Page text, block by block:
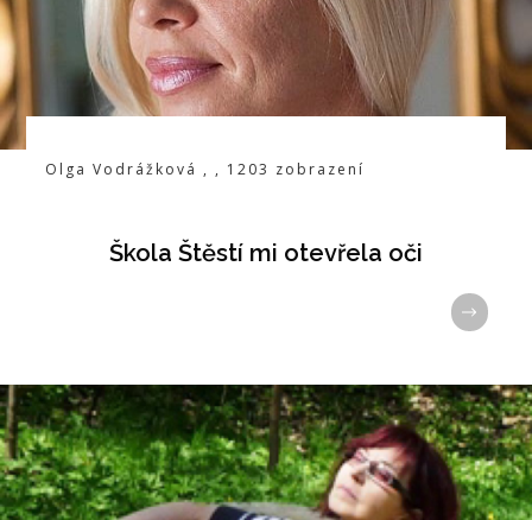
Olga Vodrážková , , 1203 zobrazení
Škola Štěstí mi otevřela oči